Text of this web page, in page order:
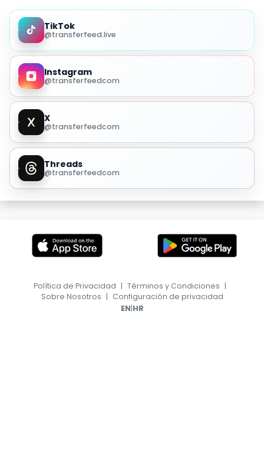
TikTok
@transferfeed.live
Instagram
@transferfeedcom
X
@transferfeedcom
Threads
@transferfeedcom
Política de Privacidad | Términos y Condiciones |
Sobre Nosotros | Configuración de privacidad
EN|HR